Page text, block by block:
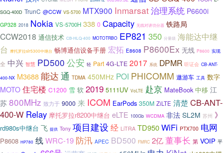
SGQ-400D TrunC @CCW VS-5700 MTX900 Inmarsat治理系统 P6600i
GP328 2018 Nokia VS-5700H 338 0 Capacity 无线对讲功分器 铁路局
CCW2018 通信技术 CB-HLQ-400 MOTOTRBO EP821 350 分量级 海能达中继
台 摩托罗拉slr5300中继台 畅博通信设备手册 宏拓 E8608 P8600Ex 无线 P8600 实现
全 中兴 智慧 PD500 公安 轻 Part 4G-LTE 2017 系统 DPMR 听证会 CB-ANT-
400-NX M3688能达 通 TDMA 450MHz POI PHICOMM 遨游车 工具 数字
MOTO 住宅楼 C1200 雪 软 2019 5111UV VoLTE 赴京 MateBook 中移 江
苏 800MHz 致力于 9000 来 ICOM EarPods 350M ZiLTE 清楚 CB-ANT-
400-W Relay 摩托罗拉r8200中继台 eLTE 100Gb WCDMA 非法 SL2M 苏州 》
rd980s中继台 飞 提供 Tony 项目建设 经 LiTRA TD950WiFi PTX700 电网
P8608 HP780 线WRC-19 防汛 APEC BD500 FMRC 2亿董事长 第 VOIP 平